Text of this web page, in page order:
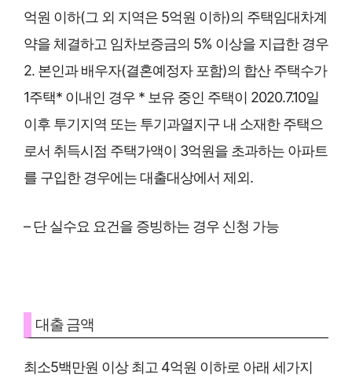
억원 이하(그 외 지역은 5억원 이하)의 주택임대차계
약을 체결하고 임차보증금의 5% 이상을 지급한 경우
2. 본인과 배우자(결혼예정자 포함)의 합산 주택수가
1주택* 이내인 경우 * 보유 중인 주택이 2020.7.10일
이후 투기지역 또는 투기과열지구 내 소재한 주택으
로서 취득시점 주택가액이 3억원을 초과하는 아파트
를 구입한 경우에는 대출대상에서 제외.
– 단 실수요 요건을 증빙하는 경우 신청 가능
대출 금액
최소5백만원 이상 최고 4억원 이하로 아래 세가지